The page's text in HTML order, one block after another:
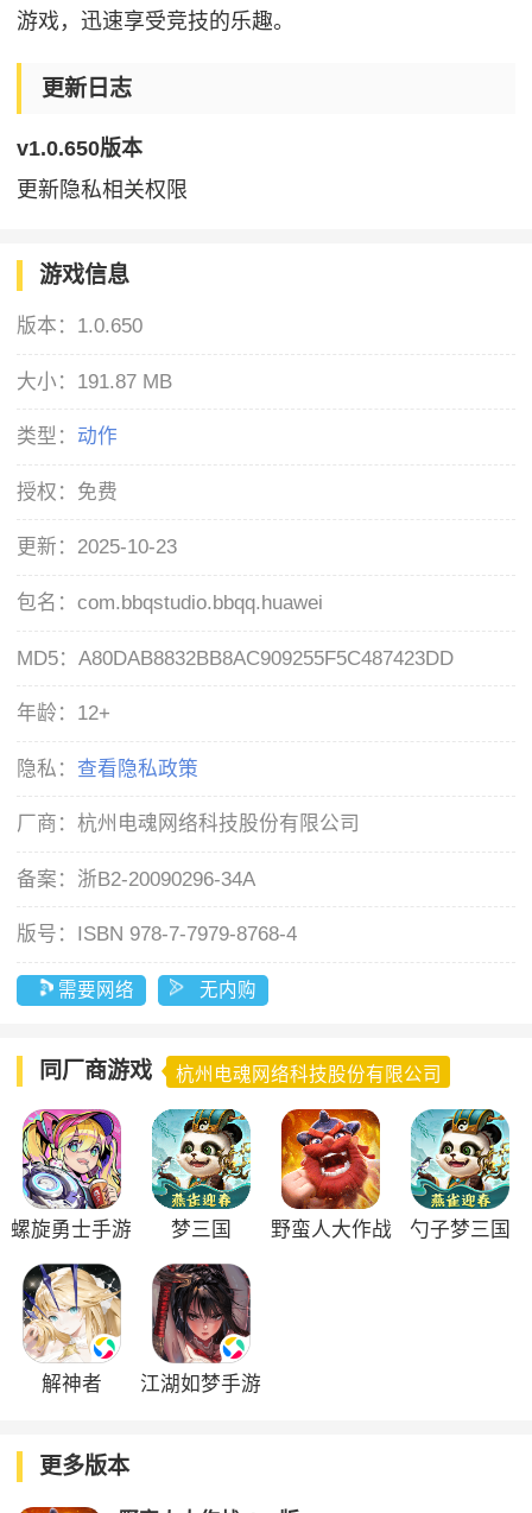
游戏，迅速享受竞技的乐趣。
更新日志
v1.0.650版本
更新隐私相关权限
游戏信息
版本： 1.0.650
大小： 191.87 MB
类型： 动作
授权： 免费
更新： 2025-10-23
包名：com.bbqstudio.bbqq.huawei
MD5：A80DAB8832BB8AC909255F5C487423DD
年龄： 12+
隐私： 查看隐私政策
厂商：杭州电魂网络科技股份有限公司
备案： 浙B2-20090296-34A
版号： ISBN 978-7-7979-8768-4
需要网络 无内购
同厂商游戏 杭州电魂网络科技股份有限公司
螺旋勇士手游 梦三国
野蛮人大作战
勺子梦三国
解神者 江湖如梦手游
更多版本